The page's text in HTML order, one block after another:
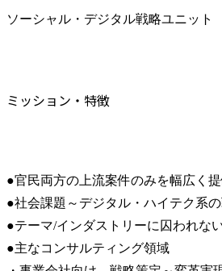
ソーシャル・デジタル戦略ユニット
ミッション・特徴
●官民両方の上流案件のみを幅広く
●社会課題～デジタル・ハイテク系
●テーマ/インダストリーに囚われな
●主なコンサルティング領域